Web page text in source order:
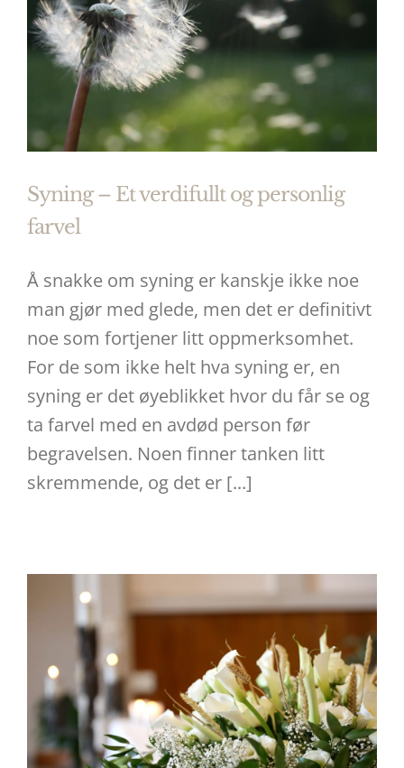
Syning – Et verdifullt og personlig
farvel
Å snakke om syning er kanskje ikke noe
man gjør med glede, men det er definitivt
noe som fortjener litt oppmerksomhet.
For de som ikke helt hva syning er, en
syning er det øyeblikket hvor du får se og
ta farvel med en avdød person før
begravelsen. Noen finner tanken litt
skremmende, og det er [...]